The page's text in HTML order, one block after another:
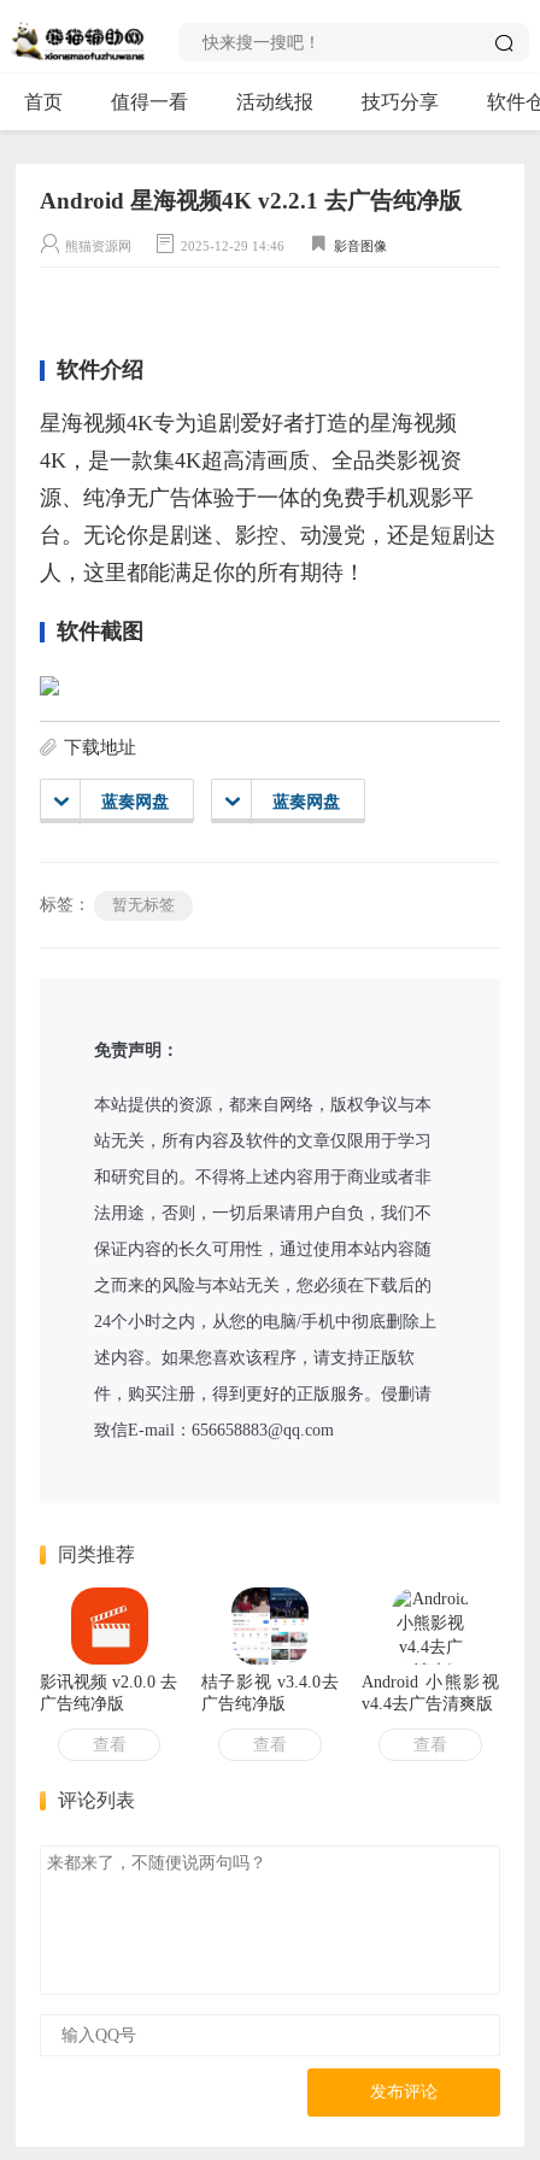
首页 值得一看 活动线报 技巧分享 软件
Android 星海视频4K v2.2.1 去广告纯净版
熊猫资源网 2025-12-29 14:46 影音图像
软件介绍
星海视频4K专为追剧爱好者打造的星海视频
4K，是一款集4K超高清画质、全品类影视资
源、纯净无广告体验于一体的免费手机观影平
台。无论你是剧迷、影控、动漫党，还是短剧达
人，这里都能满足你的所有期待！
软件截图
下载地址
蓝奏网盘 蓝奏网盘
标签： 暂无标签
免责声明：
本站提供的资源，都来自网络，版权争议与本
站无关，所有内容及软件的文章仅限用于学习
和研究目的。不得将上述内容用于商业或者非
法用途，否则，一切后果请用户自负，我们不
保证内容的长久可用性，通过使用本站内容随
之而来的风险与本站无关，您必须在下载后的
24个小时之内，从您的电脑/手机中彻底删除上
述内容。如果您喜欢该程序，请支持正版软
件，购买注册，得到更好的正版服务。侵删请
致信E-mail：656658883@qq.com
同类推荐
影讯视频 v2.0.0 去
广告纯净版
查看
桔子影视 v3.4.0去
广告纯净版
查看
Android 小熊影视
v4.4去广告清爽版
查看
评论列表
发布评论